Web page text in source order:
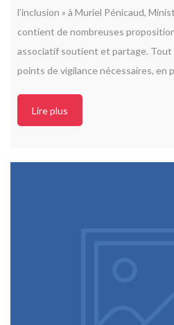
l’inclusion » à Muriel Pénicaud,
contient de nombreuses
associatif soutient et partage. Tout
points de vigilance nécessaires, en
Lire plus